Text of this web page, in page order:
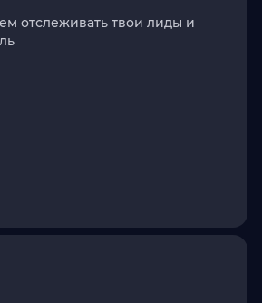
отслеживать твои лиды и